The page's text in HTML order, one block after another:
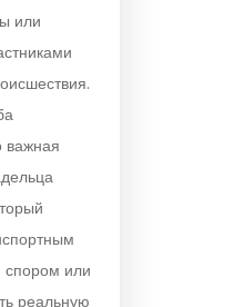
или
важная
спором или
реальную